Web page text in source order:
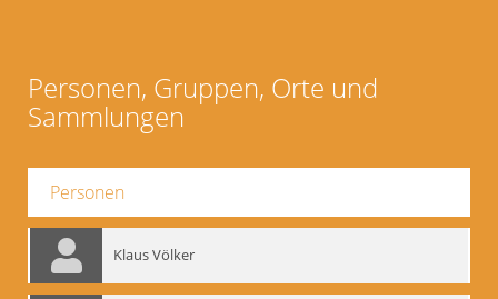
Personen, Gruppen, Orte und
Sammlungen
Personen
Klaus Völker